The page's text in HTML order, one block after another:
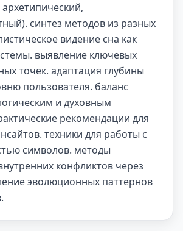
синтез методов из разных
видение сна как
выявление ключевых
точек. адаптация глубины
пользователя. баланс
и духовным
рекомендации для
техники для работы с
символов. методы
конфликтов через
эволюционных паттернов